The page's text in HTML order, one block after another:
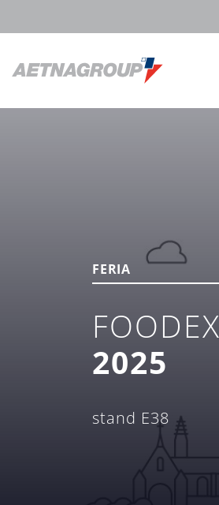
FERIA
FOODEX
2025
stand E38